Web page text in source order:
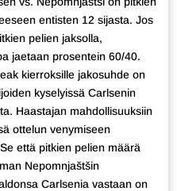
entisten 12 sijasta. Jos
pelien jaksolla,
jaetaan prosentein 60/40.
kierroksille jakosuhde on
kyselyissä Carlsenin
Haastajan mahdollisuuksiin
ottelun venymiseen
että pitkien pelien määrä
Nepomnjaštšin
Carlsenia vastaan on